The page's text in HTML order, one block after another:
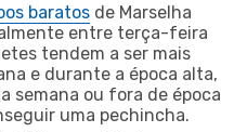
baratos de Marselha
entre terça-feira
tendem a ser mais
e durante a época alta,
semana ou fora de época
uma pechincha.